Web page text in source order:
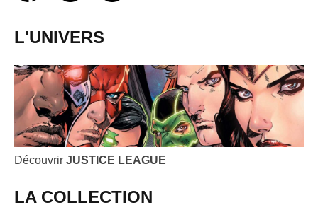
L'UNIVERS
Découvrir JUSTICE LEAGUE
LA COLLECTION